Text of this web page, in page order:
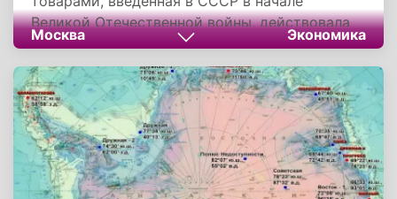
Великой Отечественной войны, действовала
более шести лет. Постановление Совета
Министров СССР и ЦК ВКП(б) «О проведении
денежной реформы и отмене карточек на
продовольственные и промышленные товары»
вышло 14 декабря 1947 года.
Москва Экономика